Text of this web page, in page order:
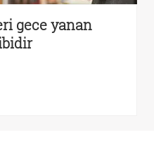
gece yanan